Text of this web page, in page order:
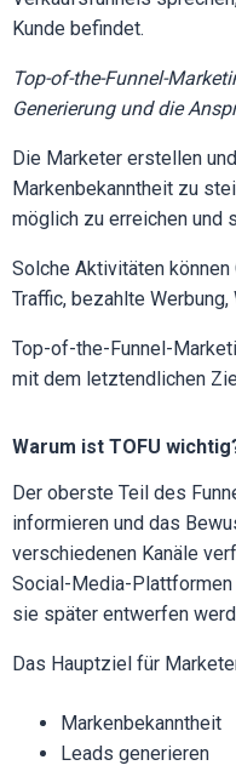
Kunde befindet.
Top-of-the-Funnel-
Generierung und die
Die Marketer erstellen
Markenbekanntheit zu
möglich zu erreichen und
Solche Aktivitäten
Traffic, bezahlte
Top-of-the-Funnel-
mit dem letztendlichen
Warum ist TOFU
Der oberste Teil des
informieren und das
verschiedenen Kanäle
Social-Media-Plattformen
sie später entwerfen
Das Hauptziel für
Markenbekanntheit
Leads generieren